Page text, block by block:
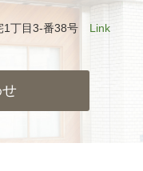
1丁目3-番38号 Link